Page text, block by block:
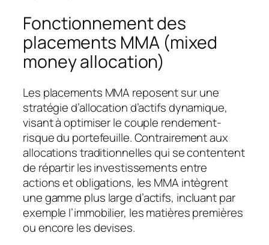
Fonctionnement des
placements MMA (mixed
money allocation)
Les placements MMA reposent sur une
stratégie d’allocation d’actifs dynamique,
visant à optimiser le couple rendement-
risque du portefeuille. Contrairement aux
allocations traditionnelles qui se contentent
de répartir les investissements entre
actions et obligations, les MMA intègrent
une gamme plus large d’actifs, incluant par
exemple l’immobilier, les matières premières
ou encore les devises.